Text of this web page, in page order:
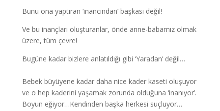
Bunu ona yaptıran ‘inancından’ başkası değil!
Ve bu inançları oluşturanlar, önde anne-babamız olmak
üzere, tüm çevre!
Bugüne kadar bizlere anlatıldığı gibi ‘Yaradan’ değil…
Bebek büyüyene kadar daha nice kader kaseti oluşuyor
ve o hep kaderini yaşamak zorunda olduğuna ‘inanıyor’.
Boyun eğiyor…Kendinden başka herkesi suçluyor…